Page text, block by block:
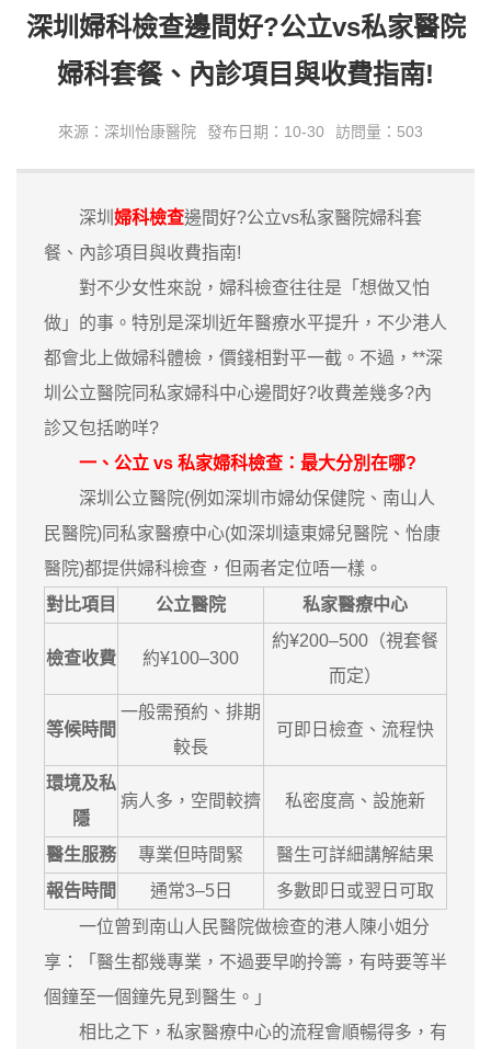
深圳婦科檢查邊間好?公立vs私家醫院
婦科套餐、內診項目與收費指南!
來源：深圳怡康醫院 發布日期：10-30 訪問量：503
深圳 婦科檢查邊間好?公立vs私家醫院婦科套
餐、內診項目與收費指南!
對不少女性來說，婦科檢查往往是「想做又怕
做」的事。特別是深圳近年醫療水平提升，不少港人
都會北上做婦科體檢，價錢相對平一截。不過，**深
圳公立醫院同私家婦科中心邊間好?收費差幾多?內
診又包括啲咩?
一、公立 vs 私家婦科檢查：最大分別在哪?
深圳公立醫院(例如深圳市婦幼保健院、南山人
民醫院)同私家醫療中心(如深圳遠東婦兒醫院、怡康
醫院)都提供婦科檢查，但兩者定位唔一樣。
對比項目
公立醫院 私家醫療中心
檢查收費 約¥100–300
約¥200–500（視套餐
而定）
等候時間
一般需預約、排期
較長
可即日檢查、流程快
環境及私
隱
病人多，空間較擠 私密度高、設施新
醫生服務 專業但時間緊
醫生可詳細講解結果
報告時間
通常3–5日
多數即日或翌日可取
一位曾到南山人民醫院做檢查的港人陳小姐分
享：「醫生都幾專業，不過要早啲拎籌，有時要等半
個鐘至一個鐘先見到醫生。」
相比之下，私家醫療中心的流程會順暢得多，有